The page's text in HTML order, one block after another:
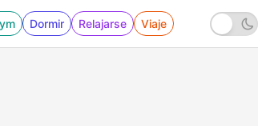
Dormir Relajarse Viaje